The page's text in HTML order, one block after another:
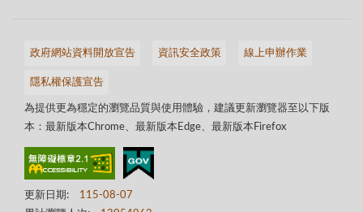
政府網站資料開放宣告 資訊安全政策 線上申辦作業
隱私權保護宣告
為提供更為穩定的瀏覽品質與使用體驗，建議更新瀏覽器至以下版
本：最新版本Chrome、最新版本Edge、最新版本Firefox
更新日期:
115-08-07